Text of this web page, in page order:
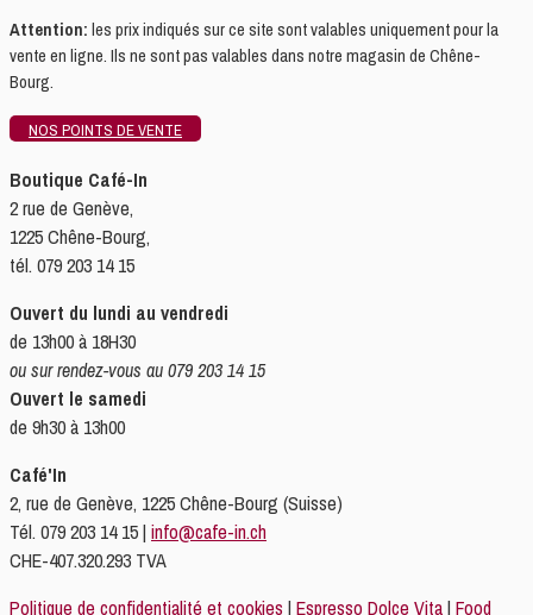
Attention: les prix indiqués sur ce site sont valables uniquement pour la
vente en ligne. Ils ne sont pas valables dans notre magasin de Chêne-
Bourg.
NOS POINTS DE VENTE
Boutique Café-In
2 rue de Genève,
1225 Chêne-Bourg,
tél. 079 203 14 15
Ouvert du lundi au vendredi
de 13h00 à 18H30
ou sur rendez-vous au 079 203 14 15
Ouvert le samedi
de 9h30 à 13h00
Café'In
2, rue de Genève, 1225 Chêne-Bourg (Suisse)
Tél. 079 203 14 15 | info@cafe-in.ch
CHE-407.320.293 TVA
Politique de confidentialité et cookies | Espresso Dolce Vita| Food